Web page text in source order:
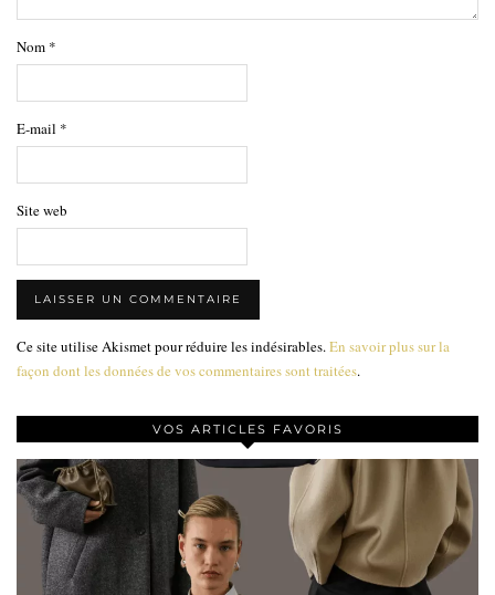
Nom *
E-mail *
Site web
Ce site utilise Akismet pour réduire les indésirables. En savoir plus sur la
façon dont les données de vos commentaires sont traitées.
VOS ARTICLES FAVORIS